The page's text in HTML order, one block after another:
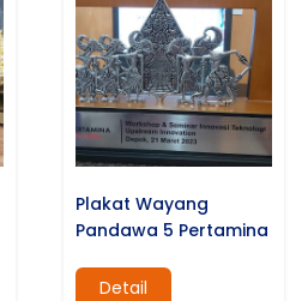
Plakat Wayang
Pandawa 5 Pertamina
Detail